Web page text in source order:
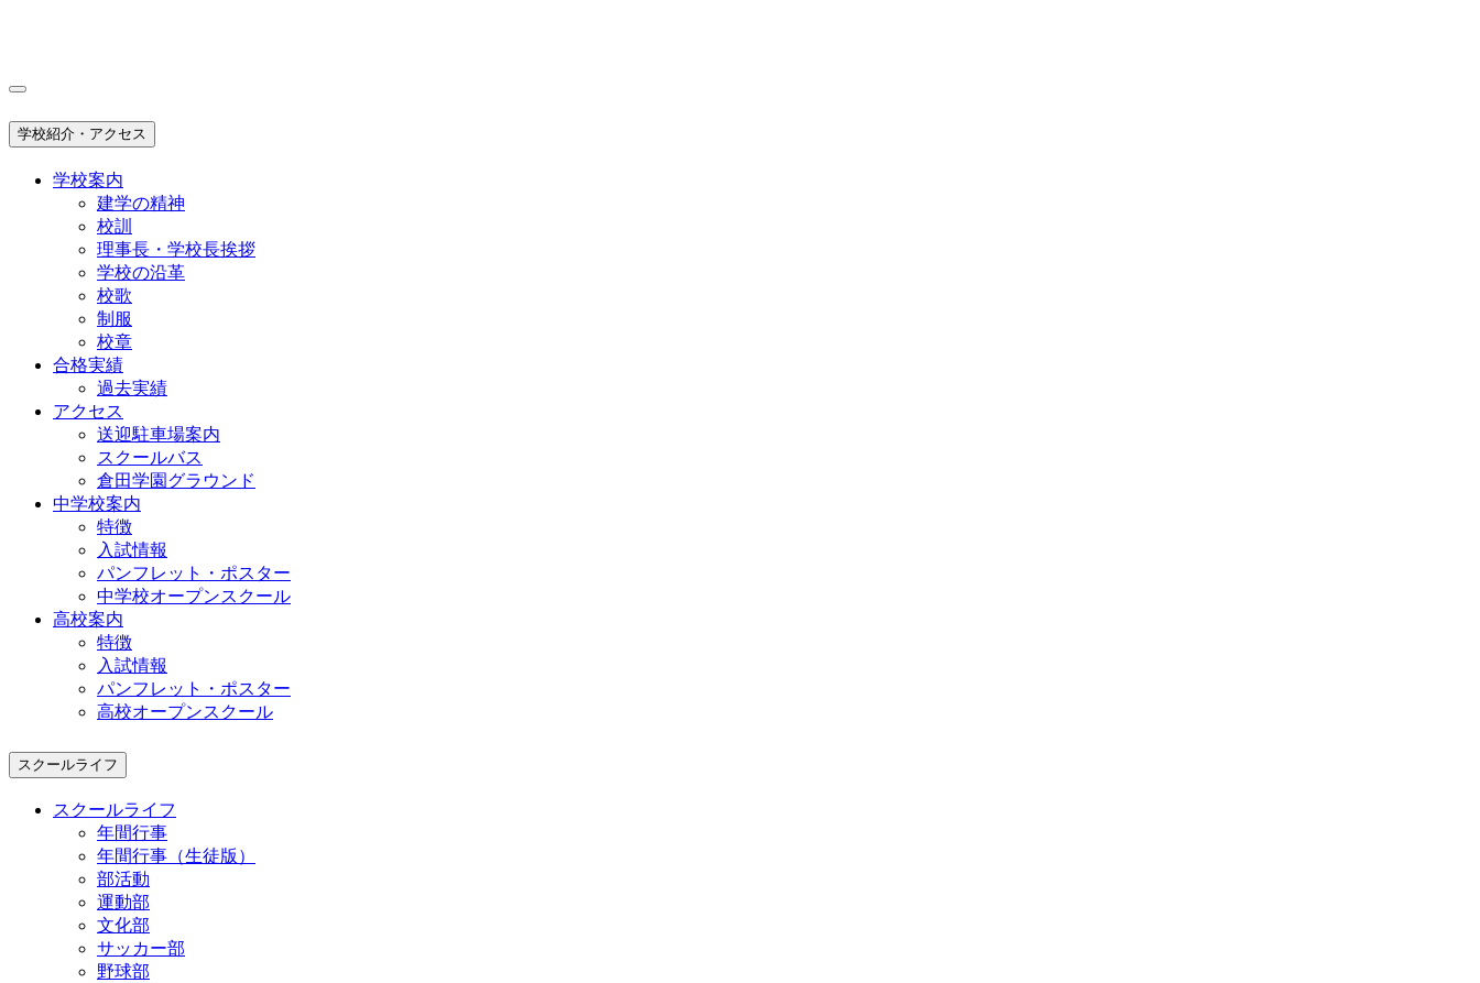
学校紹介・アクセス
学校案内
建学の精神
校訓
理事長・学校長挨拶
学校の沿革
校歌
制服
校章
合格実績
過去実績
アクセス
送迎駐車場案内
スクールバス
倉田学園グラウンド
中学校案内
特徴
入試情報
パンフレット・ポスター
中学校オープンスクール
高校案内
特徴
入試情報
パンフレット・ポスター
高校オープンスクール
スクールライフ
スクールライフ
年間行事
年間行事（生徒版）
部活動
運動部
文化部
サッカー部
野球部